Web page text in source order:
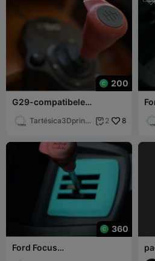
200
G29-compatibele
Tartésica3Dprinti
 2 8
360
Ford Focus